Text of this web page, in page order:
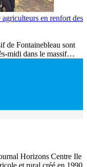
en renfort des
de Fontainebleau sont
midi dans le massif…
Horizons Centre Ile